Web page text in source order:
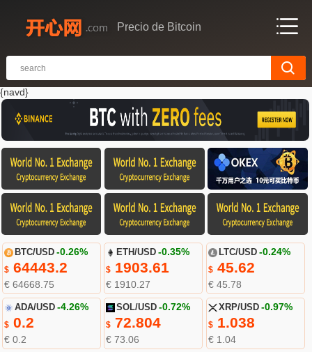
Precio de Bitcoin
{navd}
BTC/USD -0.26%
$64443.2
€ 64668.75
ETH/USD -0.35%
$ 1903.61
€ 1910.27
LTC/USD -0.24%
$45.62
€ 45.78
ADA/USD -4.26%
$0.2
€ 0.2
SOL/USD -0.72%
$ 72.804
€ 73.06
XRP/USD -0.97%
$1.038
€ 1.04